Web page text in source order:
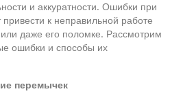
и аккуратности. Ошибки при
к неправильной работе
даже его поломке. Рассмотрим
ошибки и способы их
перемычек